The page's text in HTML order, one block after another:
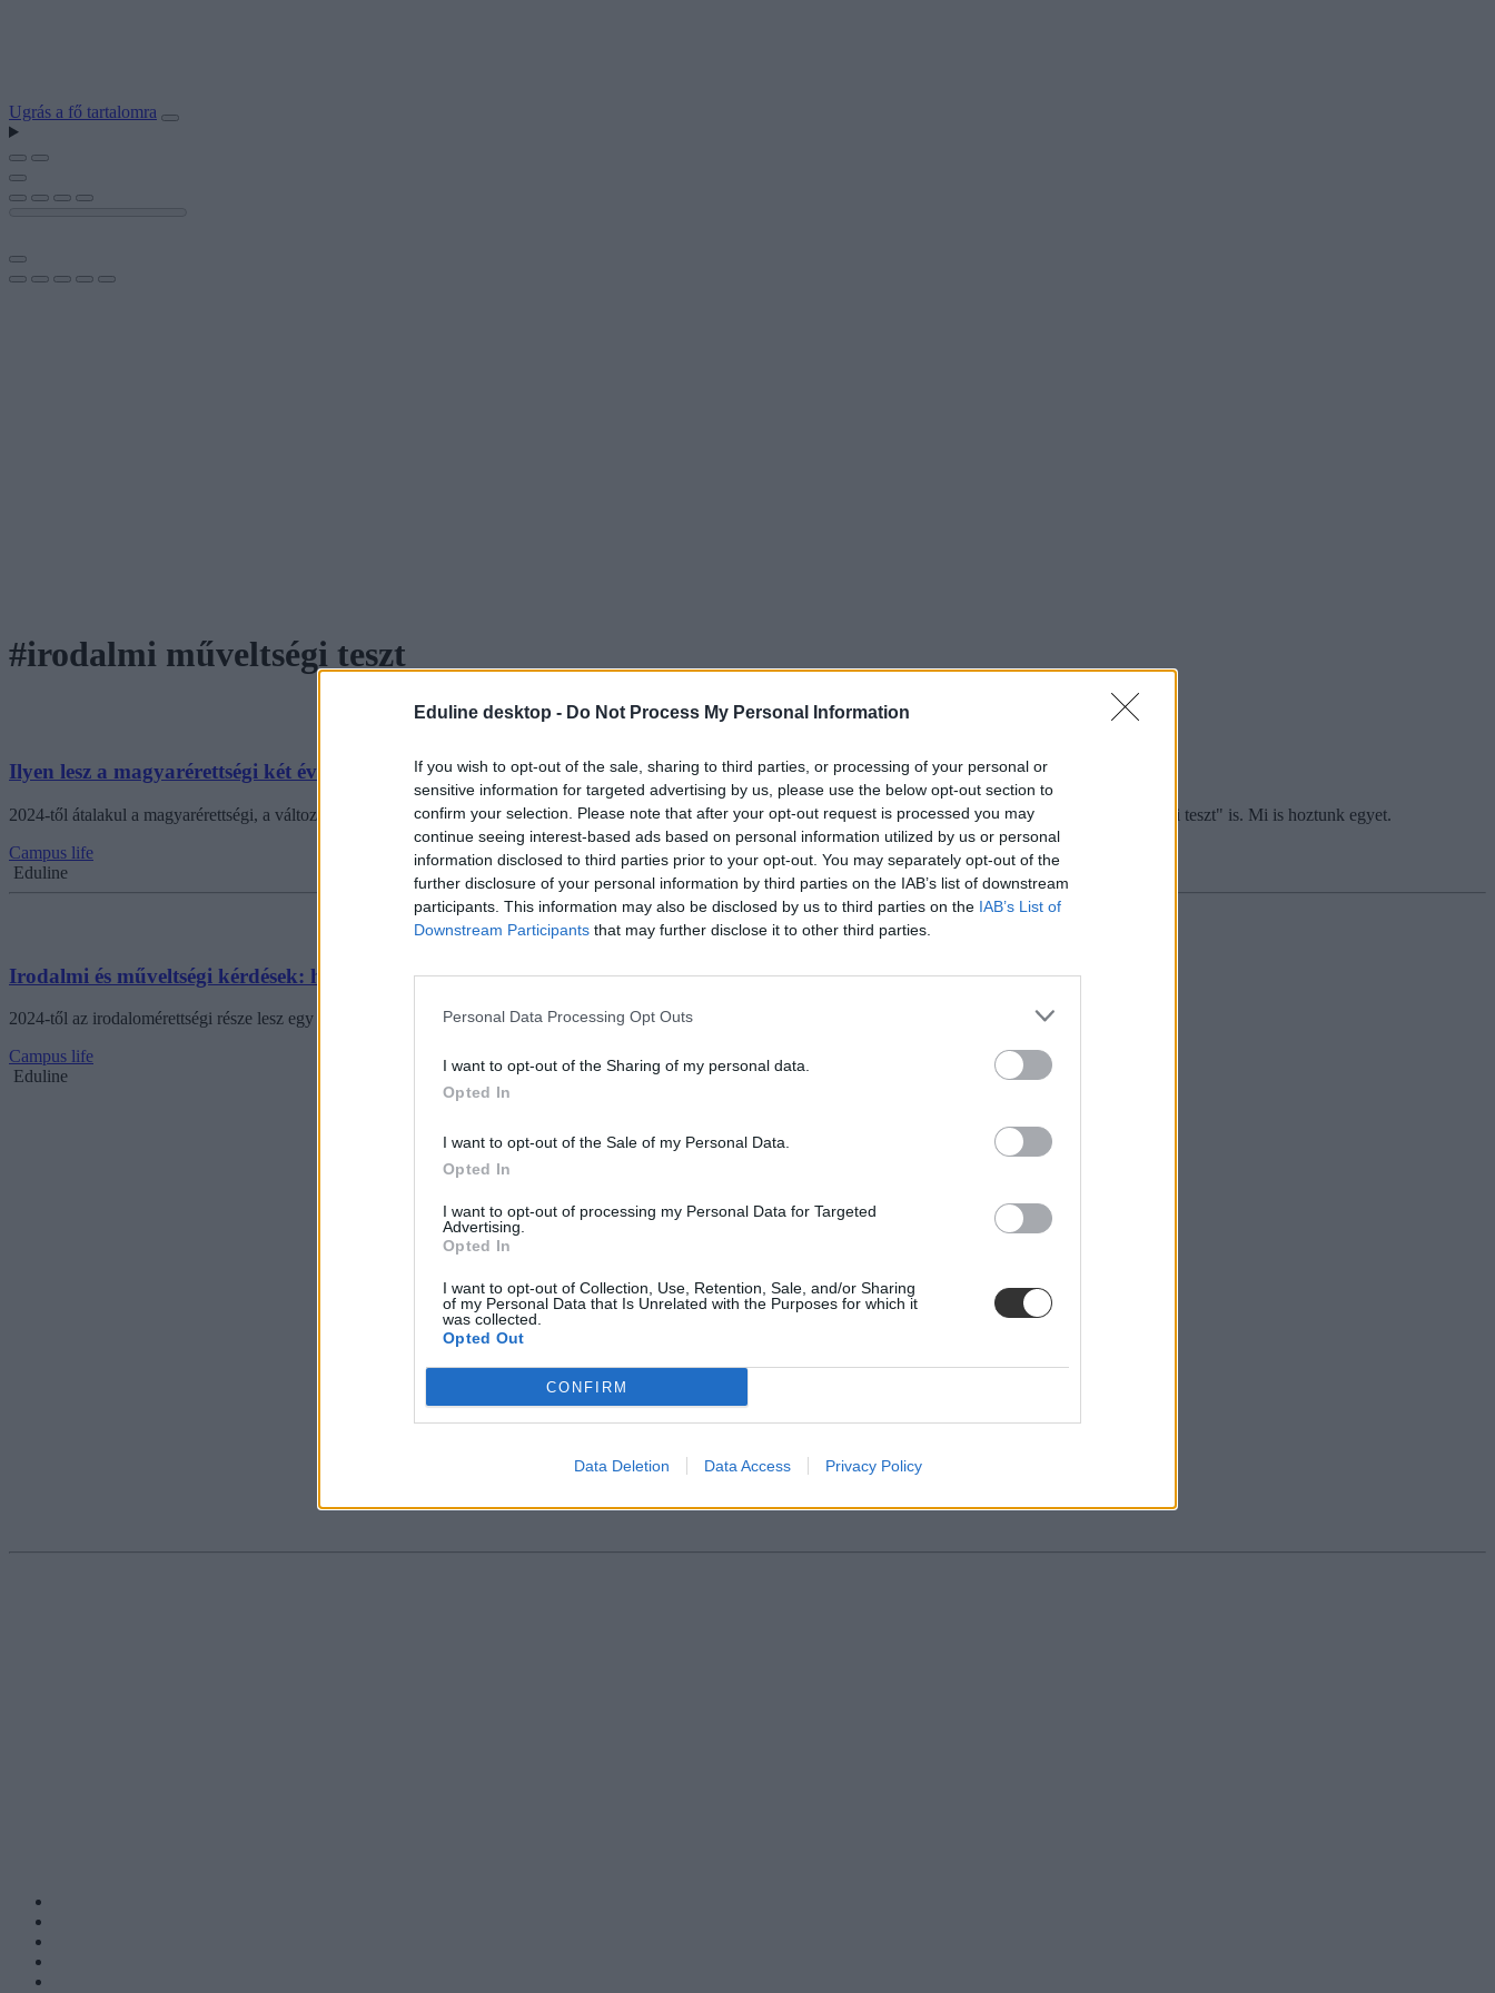
Eduline desktop - Do Not Process My Personal Information
If you wish to opt-out of the sale, sharing to third parties, or processing of your personal or
sensitive information for targeted advertising by us, please use the below opt-out section to
confirm your selection. Please note that after your opt-out request is processed you may
continue seeing interest-based ads based on personal information utilized by us or personal
information disclosed to third parties prior to your opt-out. You may separately opt-out of the
further disclosure of your personal information by third parties on the IAB’s list of downstream
participants. This information may also be disclosed by us to third parties on the IAB’s List of
Downstream Participants that may further disclose it to other third parties.
Personal Data Processing Opt Outs
I want to opt-out of the Sharing of my personal data.
Opted In
I want to opt-out of the Sale of my Personal Data.
Opted In
I want to opt-out of processing my Personal Data for Targeted
Advertising.
Opted In
I want to opt-out of Collection, Use, Retention, Sale, and/or Sharing
of my Personal Data that Is Unrelated with the Purposes for which it
was collected.
Opted Out
CONFIRM
Data Deletion Data Access Privacy Policy
Ugrás a fő tartalomra
#irodalmi műveltségi teszt
Ilyen lesz a magyarérettségi két év múlva, sokan megbuknának ezen a „műveltségi teszten”
2024-től átalakul a magyarérettségi, a változások többek között a helyesírási pontozását is érintik, de az irodalomérettséginek része lesz egy kisebb "irodalmi műveltségi teszt" is. Mi is hoztunk egyet.
Campus life
Eduline
Irodalmi és műveltségi kérdések: hány pontot szereznétek az új érettségin?
2024-től az irodalomérettségi része lesz egy műveltségi feladatlap is - mi is hoztunk egyet, lássuk, nektek menne-e.
Campus life
Eduline